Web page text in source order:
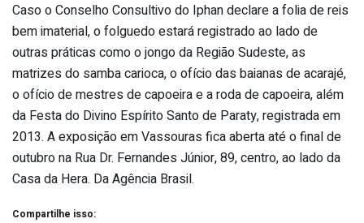
Caso o Conselho Consultivo do Iphan declare a folia de reis
bem imaterial, o folguedo estará registrado ao lado de
outras práticas como o jongo da Região Sudeste, as
matrizes do samba carioca, o ofício das baianas de acarajé,
o ofício de mestres de capoeira e a roda de capoeira, além
da Festa do Divino Espírito Santo de Paraty, registrada em
2013. A exposição em Vassouras fica aberta até o final de
outubro na Rua Dr. Fernandes Júnior, 89, centro, ao lado da
Casa da Hera. Da Agência Brasil.
Compartilhe isso: